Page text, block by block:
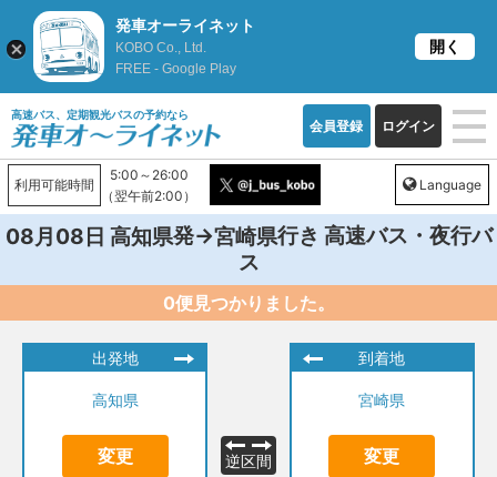
高速バス、定期観光バスの予約なら
会員登録 ログイン
利用可能時間
5:00～26:00
（翌午前2:00）
Language
08月08日 高知県発→宮崎県行き 高速バス・夜行バ
ス
0便見つかりました。
出発地
高知県
変更 逆区間
到着地
宮崎県
変更
発車オーライネット
KOBO Co., Ltd.
FREE - Google Play
開く